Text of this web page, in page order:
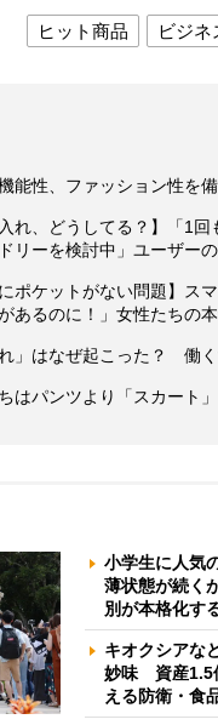
ヒット商品 ビジネ
能性、ファッション性を
れ、どうしてる？】「1
リーを検討中」ユーザー
にポケットがない問題】
あるのに！」女性たちの
れ」はなぜ起こった？ 働
はパンツより「スカート
小学生に人気
薄状態が続く
別が本格化す
キオクシアな
妙味 資産1.5
える防衛・食